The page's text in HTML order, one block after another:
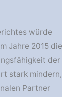
würde
Jahre 2015 die
der
stark mindern,
Partner